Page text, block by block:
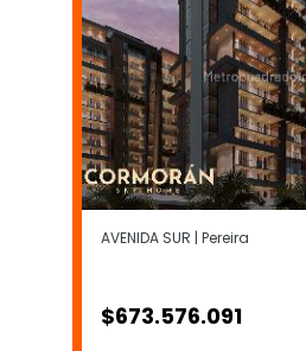
AVENIDA SUR | Pereira
$673.576.091